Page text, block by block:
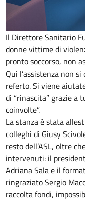
Il Direttore Sanitario
donne vittime di
pronto soccorso, non
Qui l’assistenza non
referto. Si viene
di “rinascita” grazie
coinvolte”.
La stanza è stata
colleghi di Giusy
resto dell’ASL, oltre
intervenuti: il
Adriana Sala e il
ringraziato Sergio
raccolta fondi,